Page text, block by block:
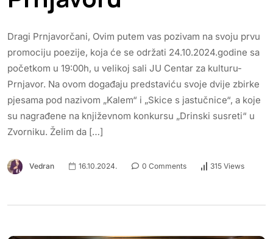
Dragi Prnjavorčani, Ovim putem vas pozivam na svoju prvu
promociju poezije, koja će se održati 24.10.2024.godine sa
početkom u 19:00h, u velikoj sali JU Centar za kulturu-
Prnjavor. Na ovom događaju predstaviću svoje dvije zbirke
pjesama pod nazivom „Kalem“ i „Skice s jastučnice“, a koje
su nagrađene na književnom konkursu „Drinski susreti“ u
Zvorniku. Želim da […]
Vedran 16.10.2024. 0 Comments 315 Views